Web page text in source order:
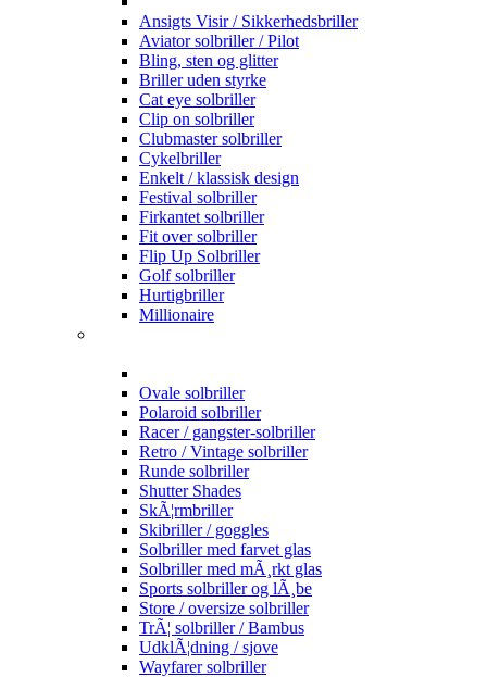
Ansigts Visir / Sikkerhedsbriller
Aviator solbriller / Pilot
Bling, sten og glitter
Briller uden styrke
Cat eye solbriller
Clip on solbriller
Clubmaster solbriller
Cykelbriller
Enkelt / klassisk design
Festival solbriller
Firkantet solbriller
Fit over solbriller
Flip Up Solbriller
Golf solbriller
Hurtigbriller
Millionaire
Ovale solbriller
Polaroid solbriller
Racer / gangster-solbriller
Retro / Vintage solbriller
Runde solbriller
Shutter Shades
SkÃ¦rmbriller
Skibriller / goggles
Solbriller med farvet glas
Solbriller med mÃ¸rkt glas
Sports solbriller og lÃ¸be
Store / oversize solbriller
TrÃ¦ solbriller / Bambus
UdklÃ¦dning / sjove
Wayfarer solbriller